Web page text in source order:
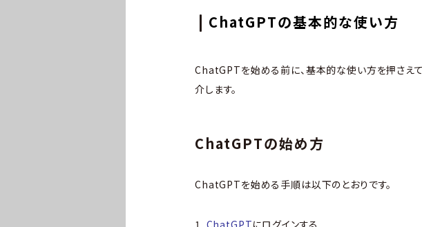
ChatGPTの基本的な使い方
ChatGPTを始める前に、基本的な使い方を押さえ
介します。
ChatGPTの始め方
ChatGPTを始める手順は以下のとおりです。
1. ChatGPTにログインする